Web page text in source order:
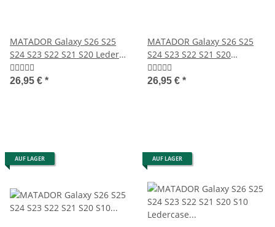
MATADOR Galaxy S26 S25
S24 S23 S22 S21 S20 Leder-
Tasche Schwarz
26,95 € *
MATADOR Galaxy S26 S25
S24 S23 S22 S21 S20
Ledertasche Braun
26,95 € *
AUF LAGER AUF LAGER